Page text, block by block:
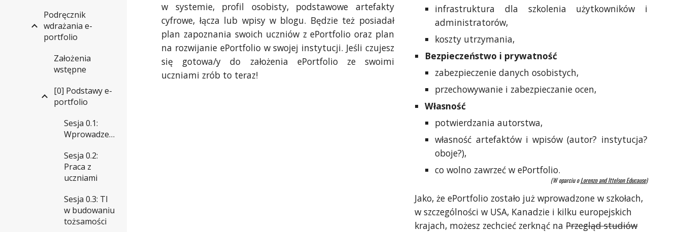
Podręcznik
wdrażania e-
portfolio
Założenia
wstępne
[0] Podstawy e-
portfolio
Sesja 0.1:
Wprowadzenie
Sesja 0.2:
Praca z
uczniami
Sesja 0.3: TI
w budowaniu
tożsamości
w systemie, profil osobisty, podstawowe artefakty
cyfrowe, łącza lub wpisy w blogu. Będzie też posiadał
plan zapoznania swoich uczniów z ePortfolio oraz plan
na rozwijanie ePortfolio w swojej instytucji. Jeśli czujesz
się gotowa/y do założenia ePortfolio ze swoimi
uczniami zrób to teraz!
infrastruktura dla szkolenia użytkowników i
administratorów,
koszty utrzymania,
Bezpieczeństwo i prywatność
zabezpieczenie danych osobistych,
przechowywanie i zabezpieczanie ocen,
Własność
potwierdzania autorstwa,
własność artefaktów i wpisów (autor? instytucja?
oboje?),
co wolno zawrzeć w ePortfolio.
(W oparciu oLorenzo and Ittelson Educause)
Jako, że ePortfolio zostało już wprowadzone w szkołach,
w szczególności w USA, Kanadzie i kilku europejskich
krajach, możesz zechcieć zerknąć naPrzegląd studiów